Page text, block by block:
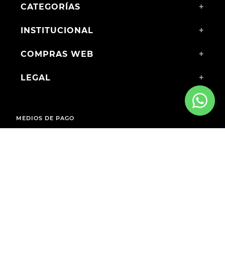
CATEGORÍAS +
INSTITUCIONAL +
COMPRAS WEB +
LEGAL +
MEDIOS DE PAGO